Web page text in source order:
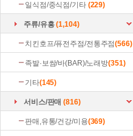
일식점/중식점/기타 (229)
주류/유흥 (1,104)
치킨호프/퓨전주점/전통주점(566)
족발·보쌈/바(BAR)/노래방(351)
기타(145)
서비스/판매 (816)
판매,유통/건강/미용(369)